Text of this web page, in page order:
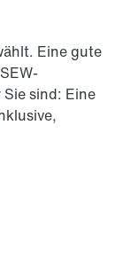
Eine gute
sind: Eine